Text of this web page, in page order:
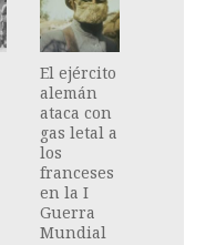
El ejército
alemán
ataca con
gas letal a
los
franceses
en la I
Guerra
Mundial